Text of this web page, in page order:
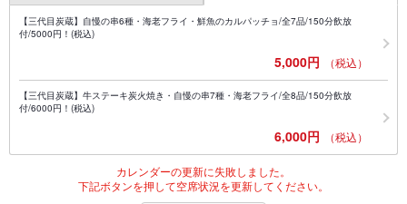
【三代目炭蔵】自慢の串6種・海老フライ・鮮魚のカルパッチョ/全7品/150分飲放
付/5000円！(税込)
5,000円 （税込）
【三代目炭蔵】牛ステーキ炭火焼き・自慢の串7種・海老フライ/全8品/150分飲放
付/6000円！(税込)
6,000円 （税込）
カレンダーの更新に失敗しました。
下記ボタンを押して空席状況を更新してください。